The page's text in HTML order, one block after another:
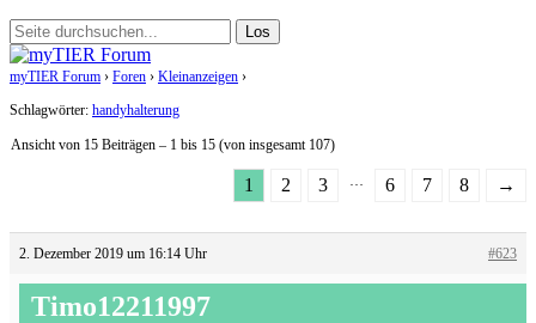
myTIER Forum › Foren › Kleinanzeigen ›
Schlagwörter: handyhalterung
Ansicht von 15 Beiträgen – 1 bis 15 (von insgesamt 107)
1 2 3 … 6 7 8 →
2. Dezember 2019 um 16:14 Uhr #623
Timo12211997